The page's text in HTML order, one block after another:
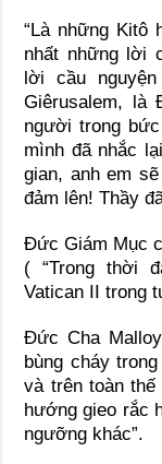
“Là những Kitô
nhất những lời
lời cầu
Giêrusalem, là
người trong
mình đã nhắc
gian, anh em
đảm lên! Thầy
Đức Giám Mục
( “Trong thời
Vatican II trong
Đức Cha
bùng cháy
và trên toàn
hướng gieo rắc
ngưỡng khác”.